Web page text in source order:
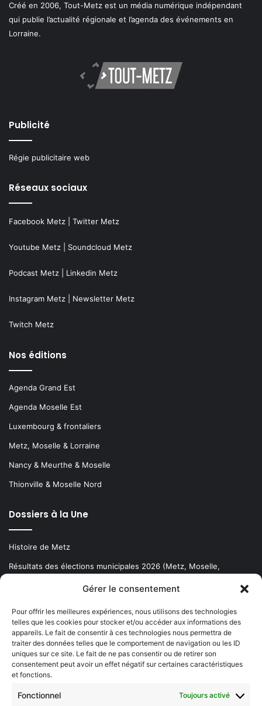
Gérer le consentement
Pour offrir les meilleures expériences, nous utilisons des technologies
telles que les cookies pour stocker et/ou accéder aux informations des
appareils. Le fait de consentir à ces technologies nous permettra de
traiter des données telles que le comportement de navigation ou les ID
uniques sur ce site. Le fait de ne pas consentir ou de retirer son
consentement peut avoir un effet négatif sur certaines caractéristiques
et fonctions.
Fonctionnel Toujours activé
Créé en 2006, Tout-Metz est un média numérique indépendant
qui publie l’actualité régionale et l’agenda des événements en
Lorraine.
Publicité
Régie publicitaire web
Réseaux sociaux
Facebook Metz Twitter Metz
Youtube Metz Soundcloud Metz
Podcast Metz Linkedin Metz
Instagram Metz Newsletter Metz
Twitch Metz
Nos éditions
Agenda Grand Est
Agenda Moselle Est
Luxembourg & frontaliers
Metz, Moselle & Lorraine
Nancy & Meurthe & Moselle
Thionville & Moselle Nord
Dossiers à la Une
Histoire de Metz
Résultats des élections municipales 2026 (Metz, Moselle,
Newsletter gratuite
Choisissez : matin, soir ou hebdo ?